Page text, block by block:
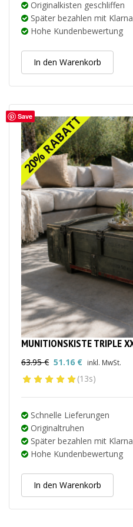
Originalkisten geschliffen
Später bezahlen mit Klarna
Hohe Kundenbewertung
In den Warenkorb
Save
20% RABATT
20% RABATT
63.95€
Ursprünglicher
Preis
war:
63.95 €
51.16 €
Aktueller
Preis
ist:
51.16 €.
inkl. MwSt.
(13s)
Schnelle Lieferungen
Originaltruhen
Später bezahlen mit Klarna
Hohe Kundenbewertung
In den Warenkorb